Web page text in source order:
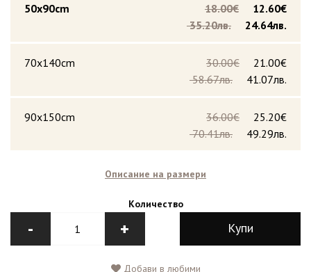
50x90cm 12.60€
18.00€
24.64лв.
35.20лв.
70x140cm 21.00€
30.00€
41.07лв.
58.67лв.
90x150cm 25.20€
36.00€
49.29лв.
70.41лв.
Описание на размери
Количество
- + Купи
Добави в любими